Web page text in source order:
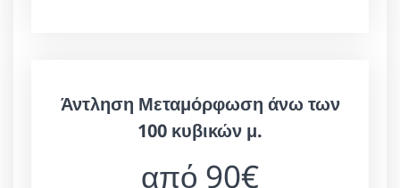
Άντληση Μεταμόρφωση άνω των
100 κυβικών μ.
από 90€